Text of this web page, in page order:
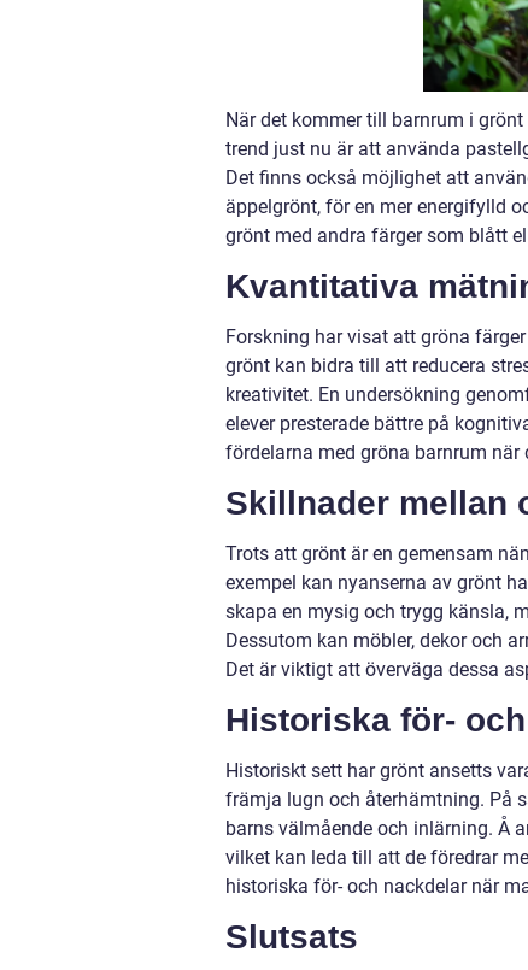
När det kommer till barnrum i
trend just nu är att använda
Det finns också möjlighet att
äppelgrönt, för en mer energifylld
grönt med andra färger som blått
Kvantitativa
Forskning har visat att gröna
grönt kan bidra till att reducera
kreativitet. En undersökning
elever presterade bättre på
fördelarna med gröna barnrum
Skillnader mellan
Trots att grönt är en gemensam
exempel kan nyanserna av grönt
skapa en mysig och trygg känsla,
Dessutom kan möbler, dekor och
Det är viktigt att överväga dessa
Historiska för-
Historiskt sett har grönt ansetts
främja lugn och återhämtning. På
barns välmående och inlärning. Å
vilket kan leda till att de föredrar
historiska för- och nackdelar när
Slutsats